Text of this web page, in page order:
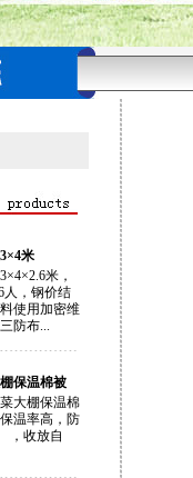
米
米，
人，钢价结
使用加密维
防布...
保温棉被
大棚保温棉
温率高，防
，收放自